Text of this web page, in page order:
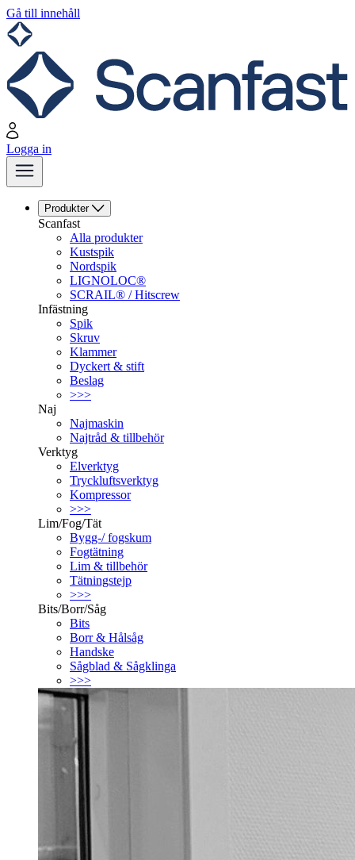
Gå till innehåll
Logga in
Produkter
Scanfast
Alla produkter
Kustspik
Nordspik
LIGNOLOC®
SCRAIL® / Hitscrew
Infästning
Spik
Skruv
Klammer
Dyckert & stift
Beslag
>>>
Naj
Najmaskin
Najtråd & tillbehör
Verktyg
Elverktyg
Tryckluftsverktyg
Kompressor
>>>
Lim/Fog/Tät
Bygg-/ fogskum
Fogtätning
Lim & tillbehör
Tätningstejp
>>>
Bits/Borr/Såg
Bits
Borr & Hålsåg
Handske
Sågblad & Sågklinga
>>>